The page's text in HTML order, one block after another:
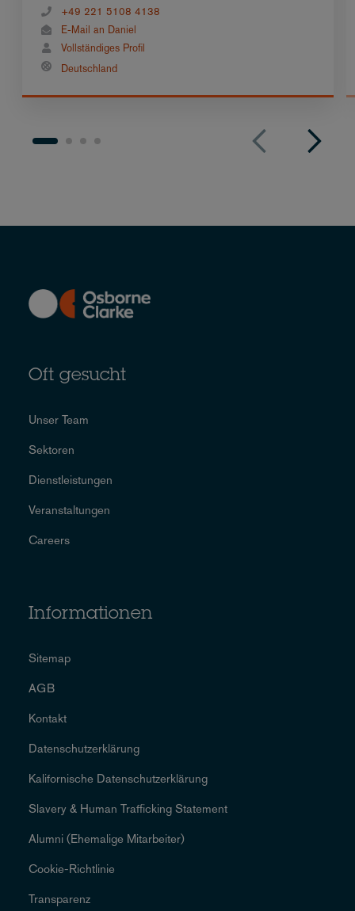
+49 221 5108 4138
E-Mail an Daniel
Vollständiges Profil
Deutschland
Oft gesucht
Unser Team
Sektoren
Dienstleistungen
Veranstaltungen
Careers
Informationen
Sitemap
AGB
Kontakt
Datenschutzerklärung
Kalifornische Datenschutzerklärung
Slavery & Human Trafficking Statement
Alumni (Ehemalige Mitarbeiter)
Cookie-Richtlinie
Transparenz